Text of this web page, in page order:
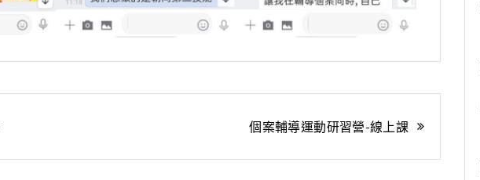
個案輔導運動研習營-線上課